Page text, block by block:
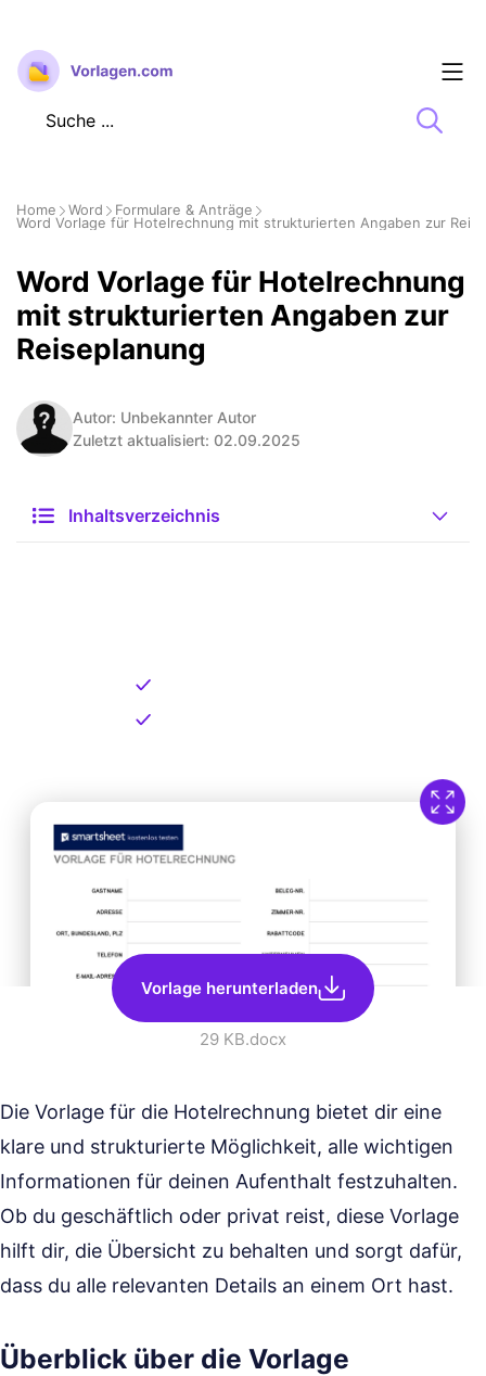
Zum
Inhalt
springen
Home Word
Formulare & Anträge
Word Vorlage für Hotelrechnung mit strukturierten Angaben zur
Word Vorlage für Hotelrechnung
mit strukturierten Angaben zur
Reiseplanung
Autor: Unbekannter Autor
Zuletzt aktualisiert: 02.09.2025
Inhaltsverzeichnis
Vorlage herunterladen
29 KB.docx
Die Vorlage für die Hotelrechnung bietet dir eine
klare und strukturierte Möglichkeit, alle wichtigen
Informationen für deinen Aufenthalt festzuhalten.
Ob du geschäftlich oder privat reist, diese Vorlage
hilft dir, die Übersicht zu behalten und sorgt dafür,
dass du alle relevanten Details an einem Ort hast.
Überblick über die Vorlage